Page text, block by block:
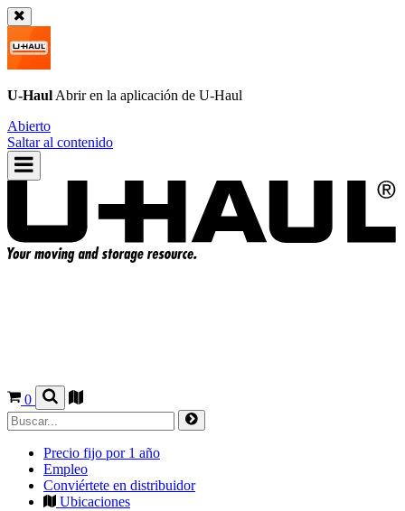
U-Haul Abrir en la aplicación de U-Haul
Abierto
Saltar al contenido
0
Precio fijo por 1 año
Empleo
Conviértete en distribuidor
Ubicaciones